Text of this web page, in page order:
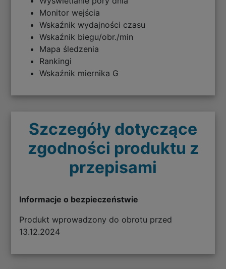
Monitor wejścia
Wskaźnik wydajności czasu
Wskaźnik biegu/obr./min
Mapa śledzenia
Rankingi
Wskaźnik miernika G
Szczegóły dotyczące
zgodności produktu z
przepisami
Informacje o bezpieczeństwie
Produkt wprowadzony do obrotu przed
13.12.2024